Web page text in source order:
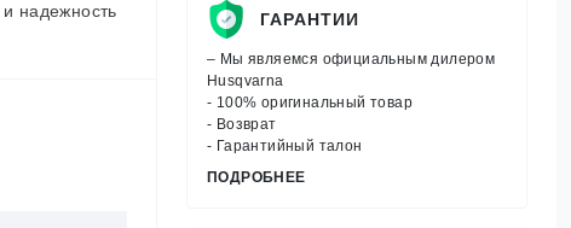
надежность
ГАРАНТИИ
– Мы являемся официальным дилером
Husqvarna
- 100% оригинальный товар
- Возврат
- Гарантийный талон
ПОДРОБНЕЕ